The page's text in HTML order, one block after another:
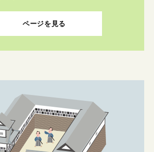
ページを見る